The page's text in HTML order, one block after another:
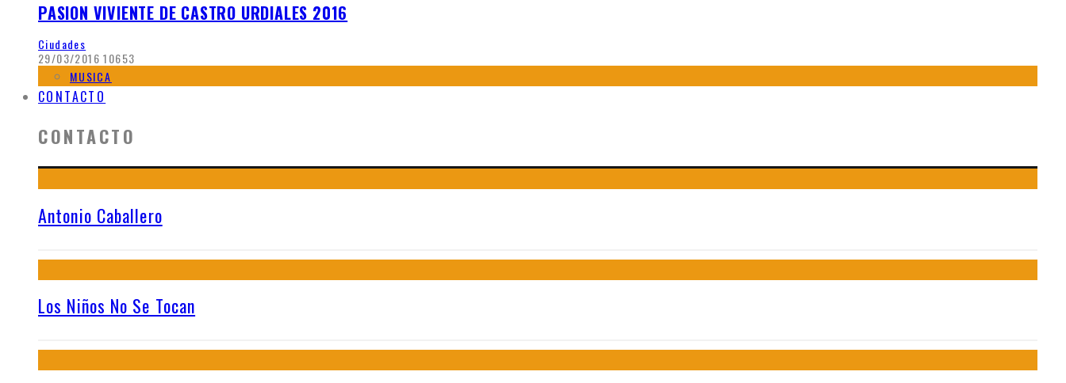
PASION VIVIENTE DE CASTRO URDIALES 2016
Ciudades
29/03/2016 10653
MUSICA
CONTACTO
CONTACTO
Antonio Caballero
Los Niños No Se Tocan